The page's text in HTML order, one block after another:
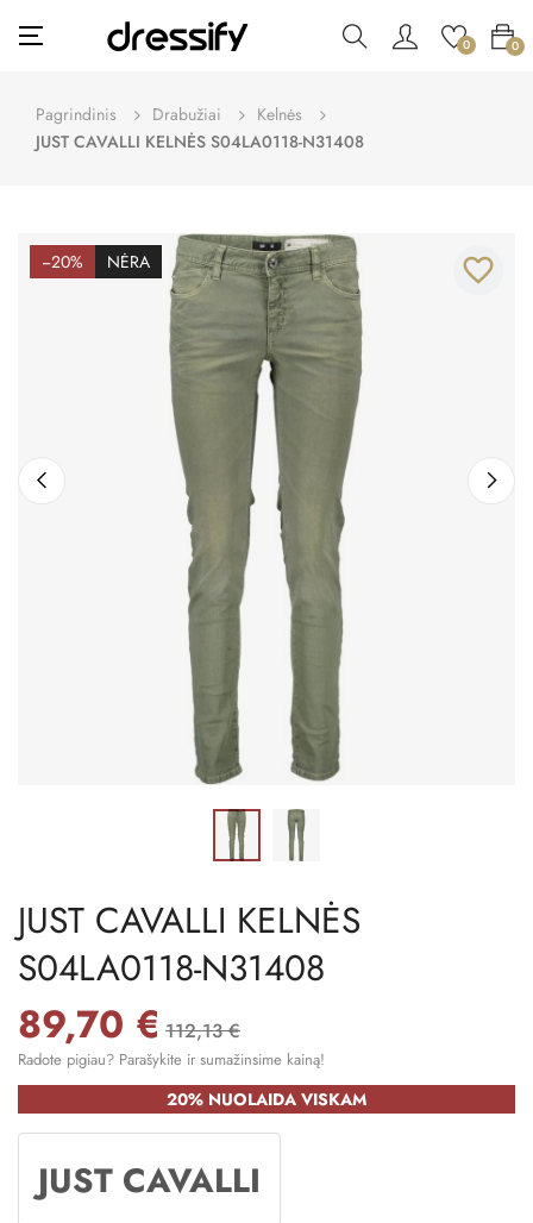
Toggle
navigation
☰ 0 0
Pagrindinis Drabužiai
Kelnės
JUST CAVALLI KELNĖS S04LA0118-N31408
−20% NĖRA favorite_border
JUST CAVALLI KELNĖS
S04LA0118-N31408
89,70 € 112,13 €
Radote pigiau? Parašykite ir sumažinsime kainą!
20% NUOLAIDA VISKAM
JUST CAVALLI